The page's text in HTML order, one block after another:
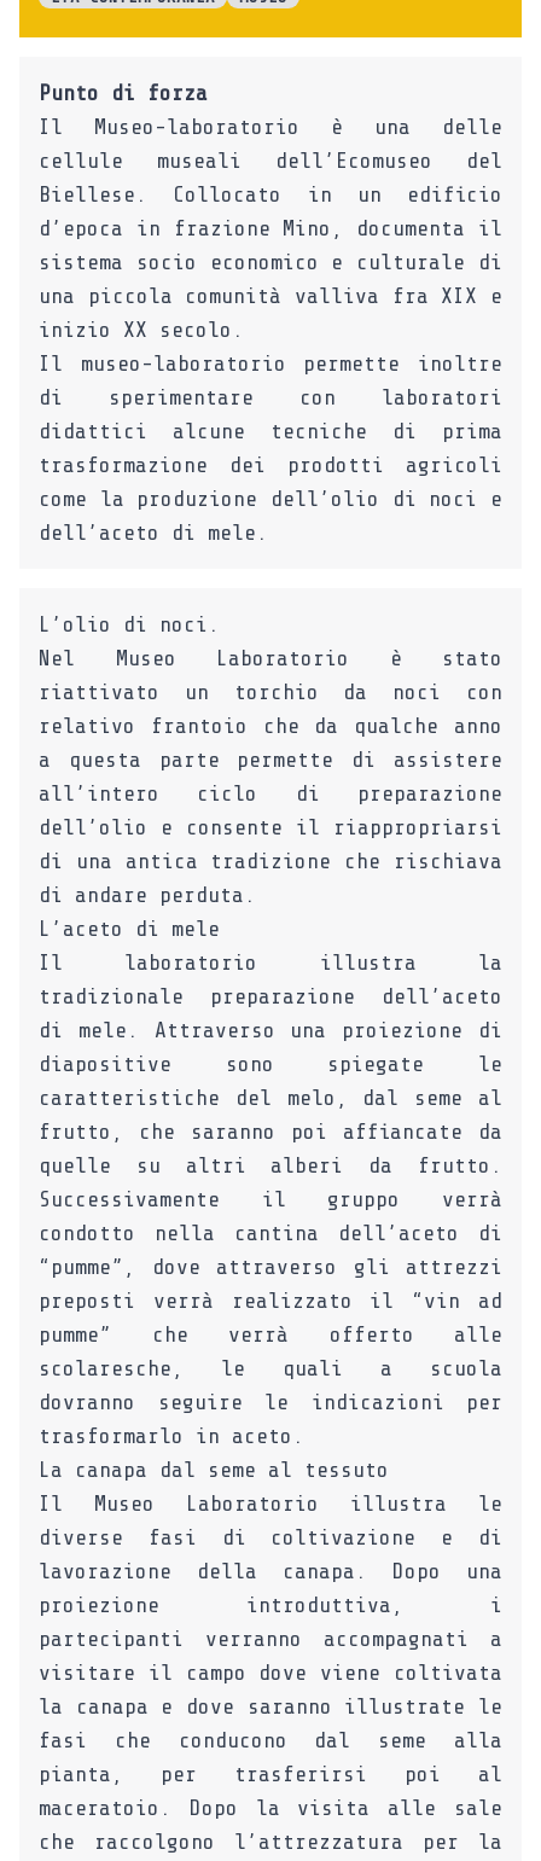
Punto di forza
Il Museo-laboratorio è una delle
cellule museali dell’Ecomuseo del
Biellese. Collocato in un edificio
d’epoca in frazione Mino, documenta il
sistema socio economico e culturale di
una piccola comunità valliva fra XIX e
inizio XX secolo.
Il museo-laboratorio permette inoltre
di sperimentare con laboratori
didattici alcune tecniche di prima
trasformazione dei prodotti agricoli
come la produzione dell’olio di noci e
dell’aceto di mele.
L’olio di noci.
Nel Museo Laboratorio è stato
riattivato un torchio da noci con
relativo frantoio che da qualche anno
a questa parte permette di assistere
all’intero ciclo di preparazione
dell’olio e consente il riappropriarsi
di una antica tradizione che rischiava
di andare perduta.
L’aceto di mele
Il laboratorio illustra la
tradizionale preparazione dell’aceto
di mele. Attraverso una proiezione di
diapositive sono spiegate le
caratteristiche del melo, dal seme al
frutto, che saranno poi affiancate da
quelle su altri alberi da frutto.
Successivamente il gruppo verrà
condotto nella cantina dell’aceto di
“pumme”, dove attraverso gli attrezzi
preposti verrà realizzato il “vin ad
pumme” che verrà offerto alle
scolaresche, le quali a scuola
dovranno seguire le indicazioni per
trasformarlo in aceto.
La canapa dal seme al tessuto
Il Museo Laboratorio illustra le
diverse fasi di coltivazione e di
lavorazione della canapa. Dopo una
proiezione introduttiva, i
partecipanti verranno accompagnati a
visitare il campo dove viene coltivata
la canapa e dove saranno illustrate le
fasi che conducono dal seme alla
pianta, per trasferirsi poi al
maceratoio. Dopo la visita alle sale
che raccolgono l’attrezzatura per la